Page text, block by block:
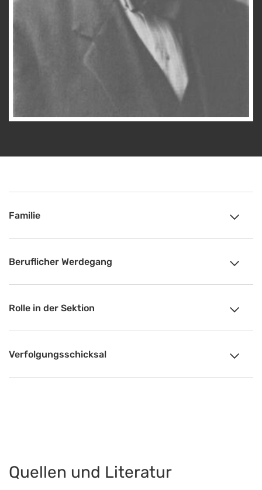
Familie
Beruflicher Werdegang
Rolle in der Sektion
Verfolgungsschicksal
Quellen und Literatur